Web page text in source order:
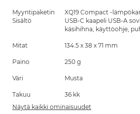
Myyntipaketin
Sisältö
XQ19 Compact -
USB-C kaapeli USB-A
käsihihna, käyttöohje,
Mitat 134.5 х 38 х 71 mm
Paino 250 g
Väri Musta
Takuu
36 kk
Näytä kaikki ominaisuudet